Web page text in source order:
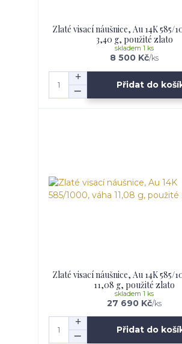
Zlaté visací náušnice, Au 14K 585/
3,40 g, použité zlato
8 500 Kč/ks
skladem 1 ks
Přidat do
Zlaté visací náušnice, Au 14K 585/
11,08 g, použité zlato
27 690 Kč/ks
skladem 1 ks
Přidat do